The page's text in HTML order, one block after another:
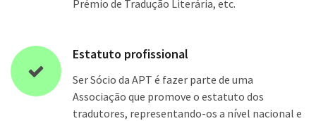
Prémio de Tradução Literária, etc.
Estatuto profissional
Ser Sócio da APT é fazer parte de uma
Associação que promove o estatuto dos
tradutores, representando-os a nível nacional e